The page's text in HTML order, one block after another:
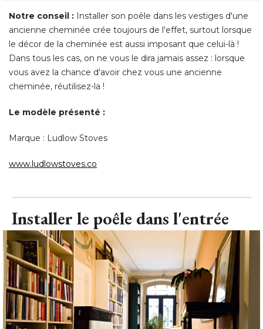
Notre conseil : Installer son poêle dans les vestiges d'une
ancienne cheminée crée toujours de l'effet, surtout lorsque
le décor de la cheminée est aussi imposant que celui-là !
Dans tous les cas, on ne vous le dira jamais assez : lorsque
vous avez la chance d'avoir chez vous une ancienne
cheminée, réutilisez-la !
Le modèle présenté :
Marque : Ludlow Stoves
www.ludlowstoves.co
Installer le poêle dans l'entrée